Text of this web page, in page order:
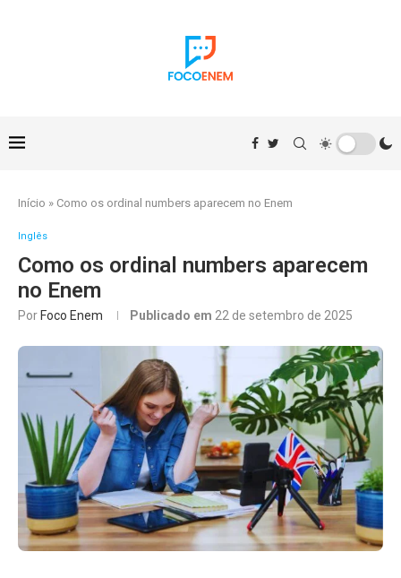
Início » Como os ordinal numbers aparecem no Enem
Inglês
Como os ordinal numbers aparecem
no Enem
Por Foco Enem Publicado em 22 de setembro de 2025